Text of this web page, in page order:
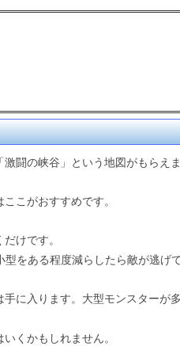
闘の峡谷」という地図がもらえま
こがおすすめです。
けです。
をある程度減らしたら敵が逃げ
に入ります。大型モンスターが
くかもしれません。